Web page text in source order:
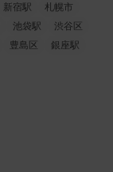
新宿駅
札幌市
池袋駅
渋谷区
豊島区 銀座駅